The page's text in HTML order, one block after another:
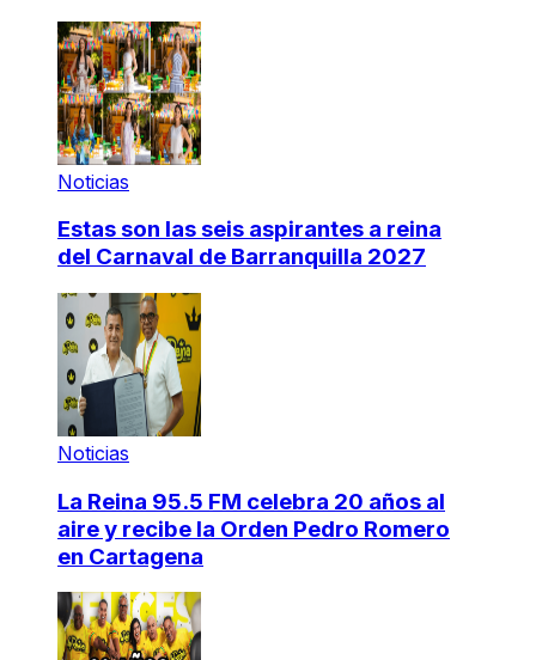
Noticias
Estas son las seis aspirantes a reina
del Carnaval de Barranquilla 2027
Noticias
La Reina 95.5 FM celebra 20 años al
aire y recibe la Orden Pedro Romero
en Cartagena